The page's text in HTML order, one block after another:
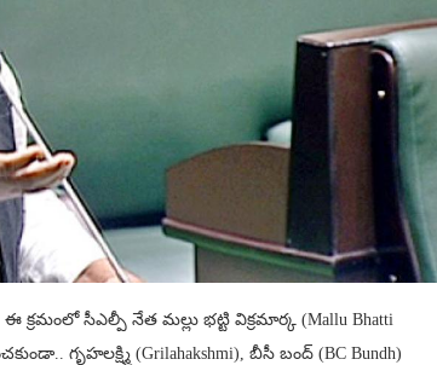
సీఎల్పీ నేత మల్లు భట్టి విక్రమార్క (Mallu Bhatti
గృహలక్ష్మి (Grilahakshmi), బీసీ బంద్ (BC Bundh)